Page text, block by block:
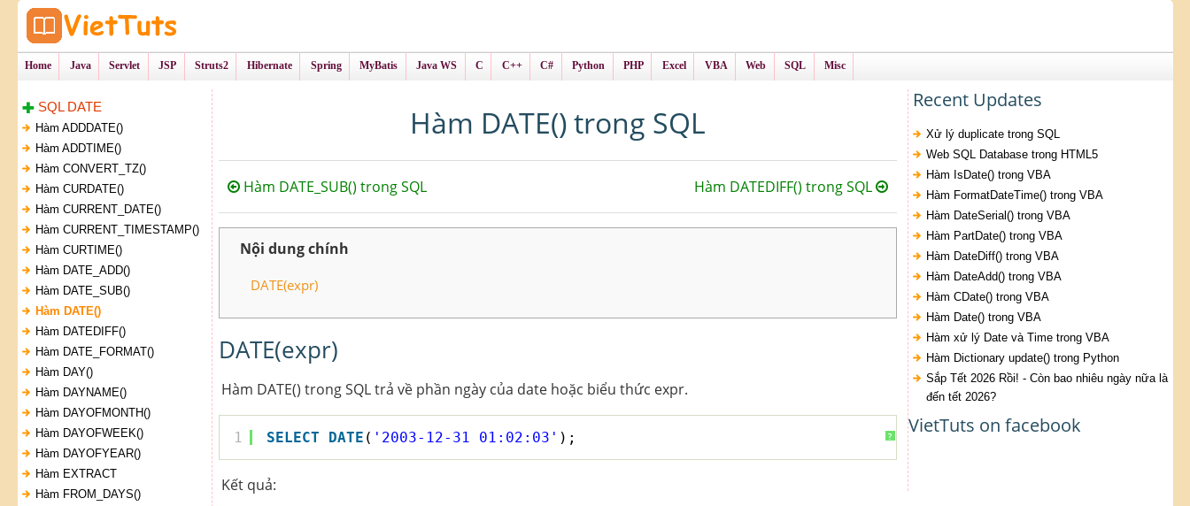
Home Java Servlet JSP Struts2 Hibernate Spring MyBatis Java WS C C++ C# Python PHP Excel VBA Web SQL Misc
SQL DATE
Hàm ADDDATE()
Hàm ADDTIME()
Hàm CONVERT_TZ()
Hàm CURDATE()
Hàm CURRENT_DATE()
Hàm CURRENT_TIMESTAMP()
Hàm CURTIME()
Hàm DATE_ADD()
Hàm DATE_SUB()
Hàm DATE()
Hàm DATEDIFF()
Hàm DATE_FORMAT()
Hàm DAY()
Hàm DAYNAME()
Hàm DAYOFMONTH()
Hàm DAYOFWEEK()
Hàm DAYOFYEAR()
Hàm EXTRACT
Hàm FROM_DAYS()
Hàm DATE() trong SQL
Hàm DATE_SUB() trong SQL Hàm DATEDIFF() trong SQL
Nội dung chính
DATE(expr)
DATE(expr)
Hàm DATE() trong SQL trả về phần ngày của date hoặc biểu thức expr.
?
1 SELECT DATE ( '2003-12-31 01:02:03' );
Kết quả:
Recent Updates
Xử lý duplicate trong SQL
Web SQL Database trong HTML5
Hàm IsDate() trong VBA
Hàm FormatDateTime() trong VBA
Hàm DateSerial() trong VBA
Hàm PartDate() trong VBA
Hàm DateDiff() trong VBA
Hàm DateAdd() trong VBA
Hàm CDate() trong VBA
Hàm Date() trong VBA
Hàm xử lý Date và Time trong VBA
Hàm Dictionary update() trong Python
Sắp Tết 2026 Rồi! - Còn bao nhiêu ngày nữa là
đến tết 2026?
VietTuts on facebook